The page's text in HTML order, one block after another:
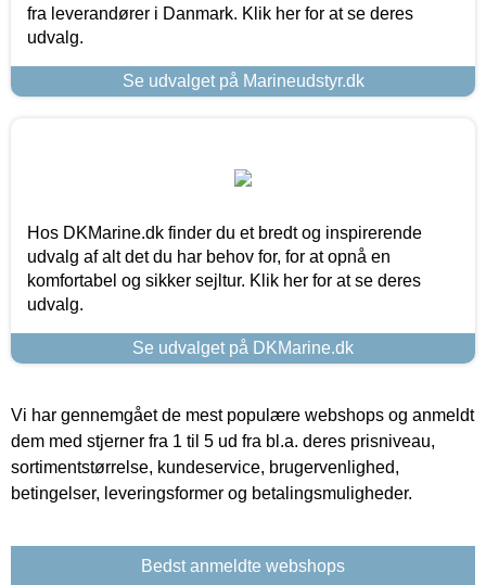
fra leverandører i Danmark. Klik her for at se deres
udvalg.
Se udvalget på Marineudstyr.dk
Hos DKMarine.dk finder du et bredt og inspirerende
udvalg af alt det du har behov for, for at opnå en
komfortabel og sikker sejltur. Klik her for at se deres
udvalg.
Se udvalget på DKMarine.dk
Vi har gennemgået de mest populære webshops og anmeldt
dem med stjerner fra 1 til 5 ud fra bl.a. deres prisniveau,
sortimentstørrelse, kundeservice, brugervenlighed,
betingelser, leveringsformer og betalingsmuligheder.
Bedst anmeldte webshops